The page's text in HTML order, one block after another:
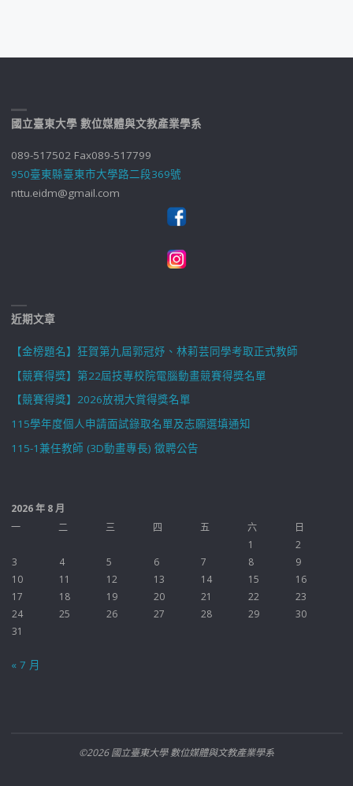
國立臺東大學 數位媒體與文教產業學系
089-517502 Fax089-517799
950臺東縣臺東市大學路二段369號
nttu.eidm@gmail.com
近期文章
【金榜題名】狂賀第九屆郭冠妤、林莉芸同學考取正式教師
【競賽得獎】第22屆技專校院電腦動畫競賽得獎名單
【競賽得獎】2026放視大賞得獎名單
115學年度個人申請面試錄取名單及志願選填通知
115-1兼任教師 (3D動畫專長) 徵聘公告
2026 年 8 月
一
二 三 四 五 六
日
1
2
3
4 5 6 7 8
9
10
11 12 13 14 15
16
17
18 19 20 21 22
23
24
25 26 27 28 29
30
31
« 7 月
©2026 國立臺東大學 數位媒體與文教產業學系